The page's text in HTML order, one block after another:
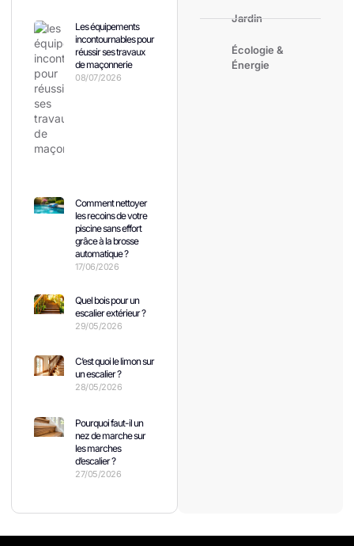
Les équipements
incontournables pour
réussir ses travaux
de maçonnerie
08/07/2026
Comment nettoyer
les recoins de votre
piscine sans effort
grâce à la brosse
automatique ?
17/06/2026
Quel bois pour un
escalier extérieur ?
29/05/2026
C’est quoi le limon sur
un escalier ?
28/05/2026
Pourquoi faut-il un
nez de marche sur
les marches
d’escalier ?
27/05/2026
Jardin
Écologie &
Énergie